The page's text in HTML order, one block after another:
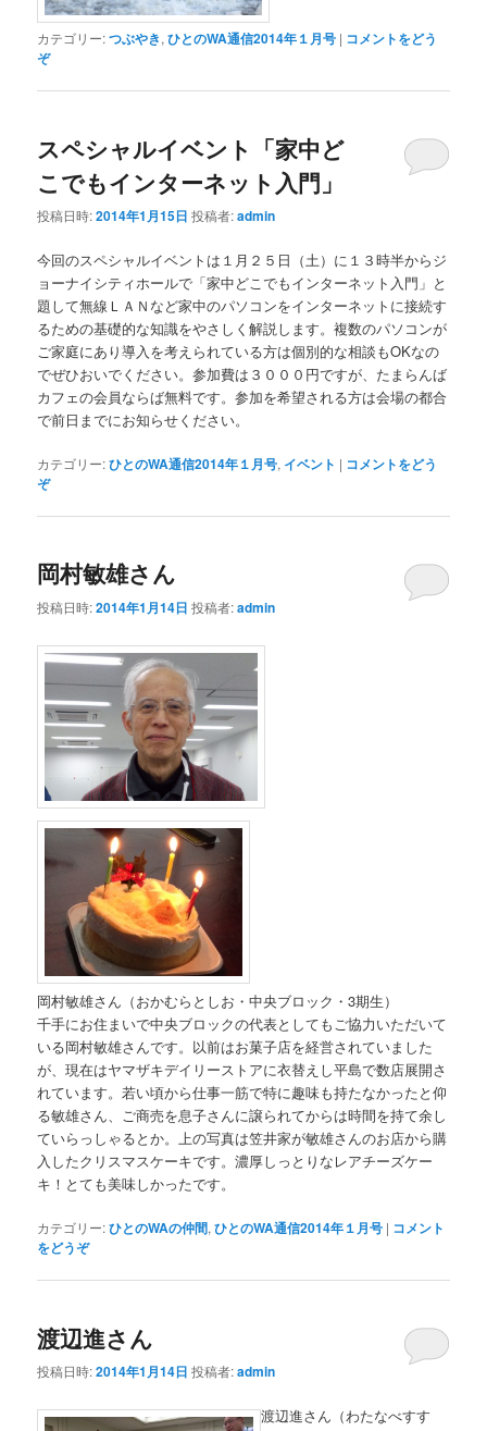
カテゴリー:つぶやき,ひとのWA通信2014年１月号 | コメントをどう
ぞ
スペシャルイベント「家中ど
こでもインターネット入門」
投稿日時:2014年1月15日 投稿者:admin
今回のスペシャルイベントは１月２５日（土）に１３時半からジ
ョーナイシティホールで「家中どこでもインターネット入門」と
題して無線ＬＡＮなど家中のパソコンをインターネットに接続す
るための基礎的な知識をやさしく解説します。複数のパソコンが
ご家庭にあり導入を考えられている方は個別的な相談もOKなの
でぜひおいでください。参加費は３０００円ですが、たまらんば
カフェの会員ならば無料です。参加を希望される方は会場の都合
で前日までにお知らせください。
カテゴリー:ひとのWA通信2014年１月号, イベント | コメントをどう
ぞ
岡村敏雄さん
投稿日時:2014年1月14日 投稿者:admin
岡村敏雄さん（おかむらとしお・中央ブロック・3期生）
千手にお住まいで中央ブロックの代表としてもご協力いただいて
いる岡村敏雄さんです。以前はお菓子店を経営されていました
が、現在はヤマザキデイリーストアに衣替えし平島で数店展開さ
れています。若い頃から仕事一筋で特に趣味も持たなかったと仰
る敏雄さん、ご商売を息子さんに譲られてからは時間を持て余し
ていらっしゃるとか。上の写真は笠井家が敏雄さんのお店から購
入したクリスマスケーキです。濃厚しっとりなレアチーズケー
キ！とても美味しかったです。
カテゴリー:ひとのWAの仲間,ひとのWA通信2014年１月号 | コメント
をどうぞ
渡辺進さん
投稿日時:2014年1月14日 投稿者:admin
渡辺進さん（わたなべすす